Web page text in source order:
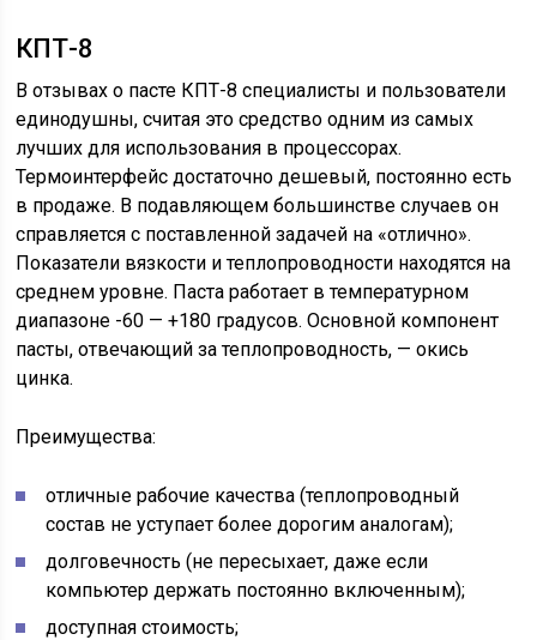
КПТ-8
В отзывах о пасте КПТ-8 специалисты и пользователи
единодушны, считая это средство одним из самых
лучших для использования в процессорах.
Термоинтерфейс достаточно дешевый, постоянно есть
в продаже. В подавляющем большинстве случаев он
справляется с поставленной задачей на «отлично».
Показатели вязкости и теплопроводности находятся на
среднем уровне. Паста работает в температурном
диапазоне -60 — +180 градусов. Основной компонент
пасты, отвечающий за теплопроводность, — окись
цинка.
Преимущества:
отличные рабочие качества (теплопроводный
состав не уступает более дорогим аналогам);
долговечность (не пересыхает, даже если
компьютер держать постоянно включенным);
доступная стоимость;